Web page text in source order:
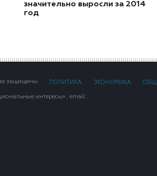
значительно выросли за 2014
год
защищены. ПОЛИТИКА ЭКОНОМИКА
интересы» . email: